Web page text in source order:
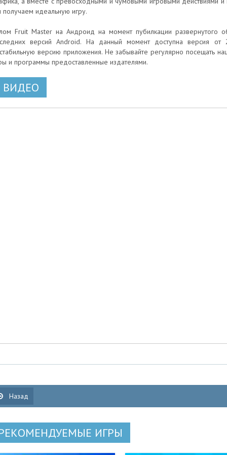
идеальную игру.
Fruit Master на Андроид на момент пубилкации развернутого
версий Android. На данный момент доступна версия от
версию приложения. Не забывайте регулярно посещать
и программы предоставленные издателями.
ВИДЕО
Назад
ИГРЫ